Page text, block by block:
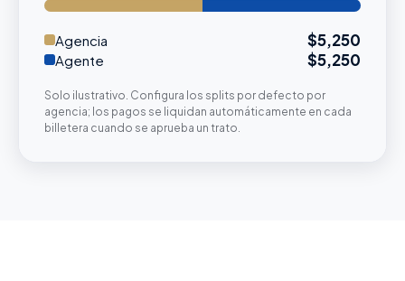
Agencia $5,250
Agente $5,250
Solo ilustrativo. Configura los splits por defecto por
agencia; los pagos se liquidan automáticamente en cada
billetera cuando se aprueba un trato.